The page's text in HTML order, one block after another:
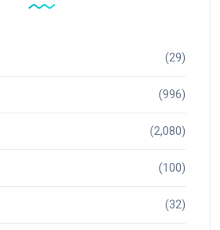
(29)
(996)
(2,080)
(100)
(32)